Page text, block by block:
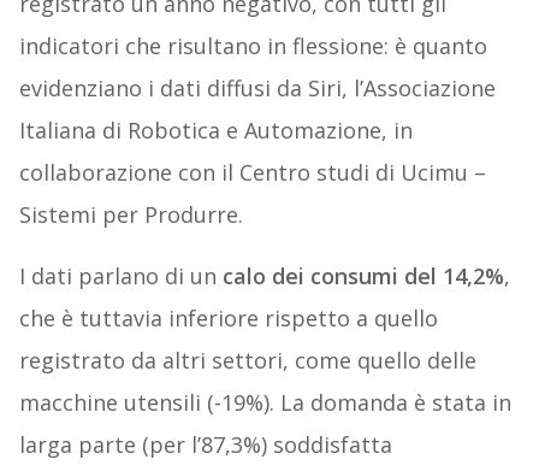
indicatori che risultano in flessione: è quanto
evidenziano i dati diffusi da Siri, l’Associazione
Italiana di Robotica e Automazione, in
collaborazione con il Centro studi di Ucimu –
Sistemi per Produrre.
I dati parlano di un calo dei consumi del 14,2%,
che è tuttavia inferiore rispetto a quello
registrato da altri settori, come quello delle
macchine utensili (-19%). La domanda è stata in
larga parte (per l’87,3%) soddisfatta